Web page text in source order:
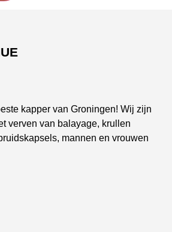
kapper van Groningen! Wij zijn
verven van balayage, krullen
mannen en vrouwen